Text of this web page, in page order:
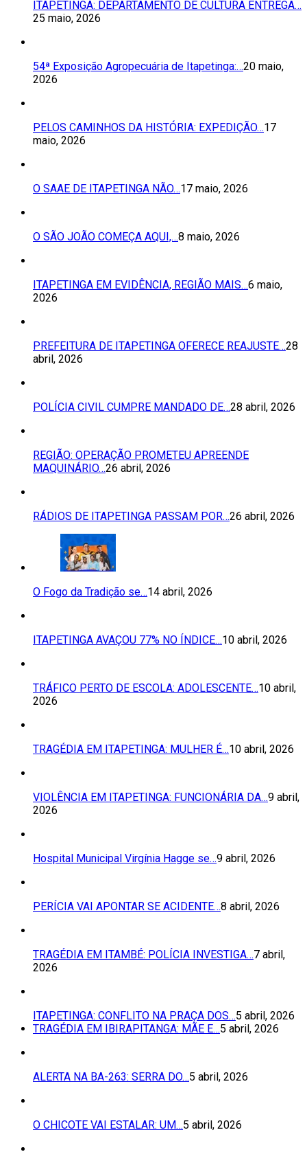
ITAPETINGA: DEPARTAMENTO DE CULTURA ENTREGA…
25 maio, 2026
54ª Exposição Agropecuária de Itapetinga:…20 maio,
2026
PELOS CAMINHOS DA HISTÓRIA: EXPEDIÇÃO…17
maio, 2026
O SAAE DE ITAPETINGA NÃO…17 maio, 2026
O SÃO JOÃO COMEÇA AQUI,…8 maio, 2026
ITAPETINGA EM EVIDÊNCIA, REGIÃO MAIS…6 maio,
2026
PREFEITURA DE ITAPETINGA OFERECE REAJUSTE…28
abril, 2026
POLÍCIA CIVIL CUMPRE MANDADO DE…28 abril, 2026
REGIÃO: OPERAÇÃO PROMETEU APREENDE
MAQUINÁRIO…26 abril, 2026
RÁDIOS DE ITAPETINGA PASSAM POR…26 abril, 2026
O Fogo da Tradição se…14 abril, 2026
ITAPETINGA AVAÇOU 77% NO ÍNDICE…10 abril, 2026
TRÁFICO PERTO DE ESCOLA: ADOLESCENTE…10 abril,
2026
TRAGÉDIA EM ITAPETINGA: MULHER É…10 abril, 2026
VIOLÊNCIA EM ITAPETINGA: FUNCIONÁRIA DA…9 abril,
2026
Hospital Municipal Virgínia Hagge se…9 abril, 2026
PERÍCIA VAI APONTAR SE ACIDENTE…8 abril, 2026
TRAGÉDIA EM ITAMBÉ: POLÍCIA INVESTIGA…7 abril,
2026
ITAPETINGA: CONFLITO NA PRAÇA DOS…5 abril, 2026
TRAGÉDIA EM IBIRAPITANGA: MÃE E…5 abril, 2026
ALERTA NA BA-263: SERRA DO…5 abril, 2026
O CHICOTE VAI ESTALAR: UM…5 abril, 2026